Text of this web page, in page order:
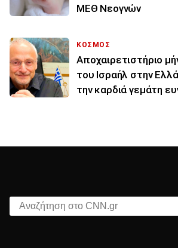
ΜΕΘ Νεογνών
ΚΟΣΜΟΣ
Αποχαιρετιστήριο
του Ισραήλ στην
την καρδιά γεμάτη
Αναζήτηση στο CNN.gr